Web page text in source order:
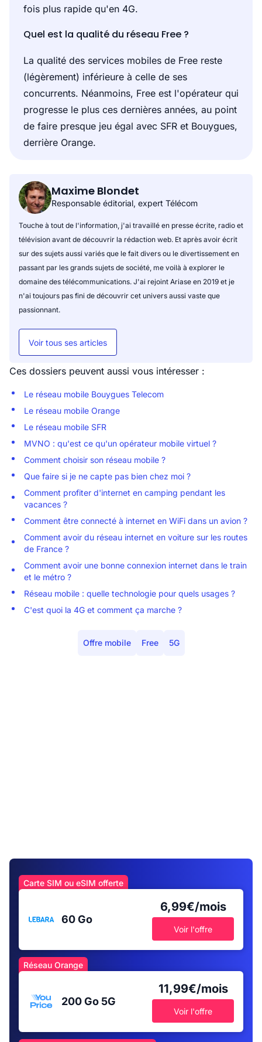
fois plus rapide qu'en 4G.
Quel est la qualité du réseau Free ?
La qualité des services mobiles de Free reste
(légèrement) inférieure à celle de ses
concurrents. Néanmoins, Free est l'opérateur qui
progresse le plus ces dernières années, au point
de faire presque jeu égal avec SFR et Bouygues,
derrière Orange.
Maxime Blondet
Responsable éditorial, expert Télécom
Touche à tout de l'information, j'ai travaillé en presse écrite, radio et
télévision avant de découvrir la rédaction web. Et après avoir écrit
sur des sujets aussi variés que le fait divers ou le divertissement en
passant par les grands sujets de société, me voilà à explorer le
domaine des télécommunications. J'ai rejoint Ariase en 2019 et je
n'ai toujours pas fini de découvrir cet univers aussi vaste que
passionnant.
Voir tous ses articles
Ces dossiers peuvent aussi vous intéresser :
Le réseau mobile Bouygues Telecom
Le réseau mobile Orange
Le réseau mobile SFR
MVNO : qu'est ce qu'un opérateur mobile virtuel ?
Comment choisir son réseau mobile ?
Que faire si je ne capte pas bien chez moi ?
Comment profiter d'internet en camping pendant les
vacances ?
Comment être connecté à internet en WiFi dans un avion ?
Comment avoir du réseau internet en voiture sur les routes
de France ?
Comment avoir une bonne connexion internet dans le train
et le métro ?
Réseau mobile : quelle technologie pour quels usages ?
C'est quoi la 4G et comment ça marche ?
Offre mobile Free 5G
Carte SIM ou eSIM offerte
60 Go
6,99€/mois
Voir l'offre
Réseau Orange
200 Go 5G
11,99€/mois
Voir l'offre